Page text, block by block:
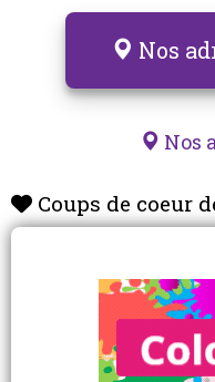
Nos
Nos
Coups de coeur